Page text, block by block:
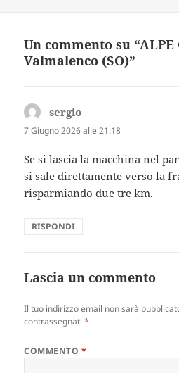
Un commento su “ALPE
Valmalenco (SO)”
sergio
detto:
7 Giugno 2026 alle 21:18
Se si lascia la macchina nel
si sale direttamente verso la
risparmiando due tre km.
RISPONDI
Lascia un commento
Il tuo indirizzo email non sarà
contrassegnati*
COMMENTO *